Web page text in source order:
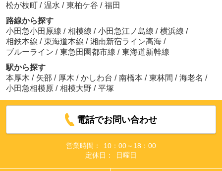
松が枝町 / 温水 / 東柏ケ谷 / 福田
路線から探す
小田急小田原線 / 相模線 / 小田急江ノ島線 / 横浜線 /
相鉄本線 / 東海道本線 / 湘南新宿ライン高海 /
ブルーライン / 東急田園都市線 / 東海道新幹線
駅から探す
本厚木 / 矢部 / 厚木 / かしわ台 / 南橋本 / 東林間 / 海老名 /
小田急相模原 / 相模大野 / 平塚
電話でお問い合わせ
営業時間：
10：00～18：00
定休日：
日曜日